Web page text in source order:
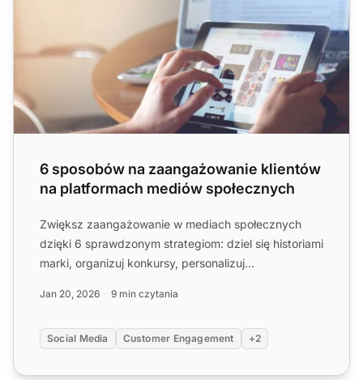
6 sposobów na zaangażowanie klientów
na platformach mediów społecznych
Zwiększ zaangażowanie w mediach społecznych
dzięki 6 sprawdzonym strategiom: dziel się historiami
marki, organizuj konkursy, personalizuj
Jan 20, 2026 9 min czytania
Social Media Customer Engagement +2